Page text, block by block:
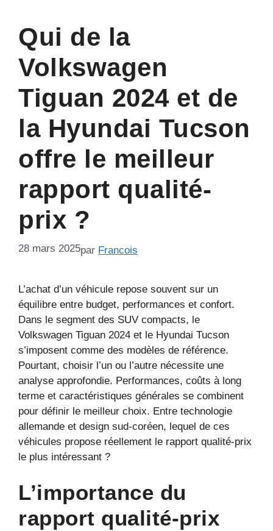
Qui de la
Volkswagen
Tiguan 2024 et de
la Hyundai Tucson
offre le meilleur
rapport qualité-
prix ?
28 mars 2025par Francois
L’achat d’un véhicule repose souvent sur un
équilibre entre budget, performances et confort.
Dans le segment des SUV compacts, le
Volkswagen Tiguan 2024 et le Hyundai Tucson
s’imposent comme des modèles de référence.
Pourtant, choisir l’un ou l’autre nécessite une
analyse approfondie. Performances, coûts à long
terme et caractéristiques générales se combinent
pour définir le meilleur choix. Entre technologie
allemande et design sud-coréen, lequel de ces
véhicules propose réellement le rapport qualité-prix
le plus intéressant ?
L’importance du
rapport qualité-prix